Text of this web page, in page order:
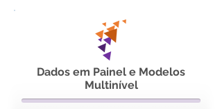
Dados em Painel e Modelos
Multinível